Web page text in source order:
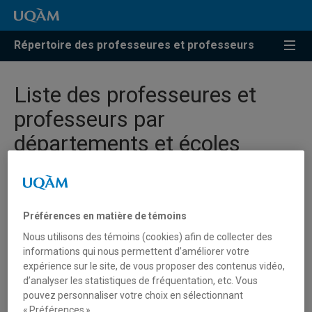
Répertoire des professeures et professeurs
Liste des professeures et
professeurs par
départements et écoles
Département d’éducation et formation spécialisées
Département d’éducation et pédagogie
Département d’études littéraires
Département d’études urbaines et touristiques
Département d’histoire
Département d’histoire de l’art
Préférences en matière de témoins
Nous utilisons des témoins (cookies) afin de collecter des
informations qui nous permettent d’améliorer votre
expérience sur le site, de vous proposer des contenus vidéo,
d’analyser les statistiques de fréquentation, etc. Vous
pouvez personnaliser votre choix en sélectionnant
« Préférences ».